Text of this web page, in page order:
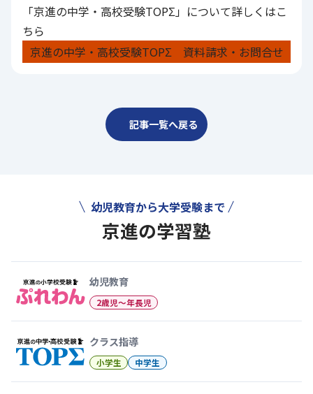
「京進の中学・高校受験TOPΣ」について詳しくはこ
ちら
京進の中学・高校受験TOPΣ 資料請求・お問合せ
記事一覧へ戻る
幼児教育から大学受験まで
京進の学習塾
幼児教育
2歳児〜年長児
クラス指導
小学生 中学生